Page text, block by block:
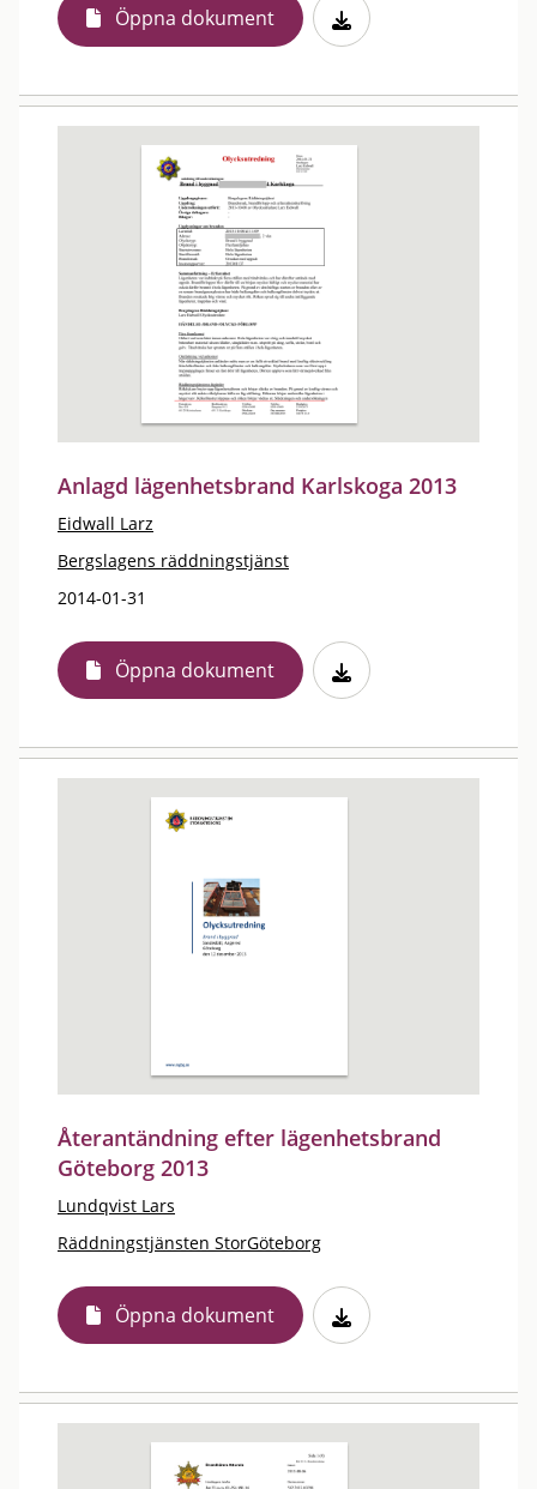
Öppna dokument
Anlagd lägenhetsbrand Karlskoga 2013
Eidwall Larz
Bergslagens räddningstjänst
2014-01-31
Öppna dokument
Återantändning efter lägenhetsbrand
Göteborg 2013
Lundqvist Lars
Räddningstjänsten StorGöteborg
Öppna dokument